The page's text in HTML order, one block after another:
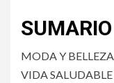
SUMARIO
MODA Y BELLEZA
VIDA SALUDABLE